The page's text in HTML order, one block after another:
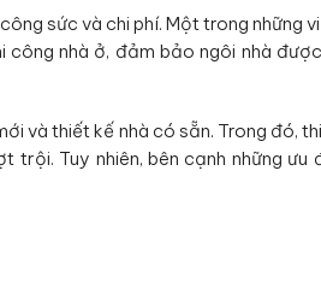
sức và chi phí. Một trong những
nhà ở, đảm bảo ngôi nhà
và thiết kế nhà có sẵn. Trong đó,
Tuy nhiên, bên cạnh những ưu